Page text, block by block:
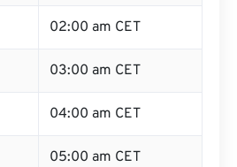
02:00 am CET
03:00 am CET
04:00 am CET
05:00 am CET